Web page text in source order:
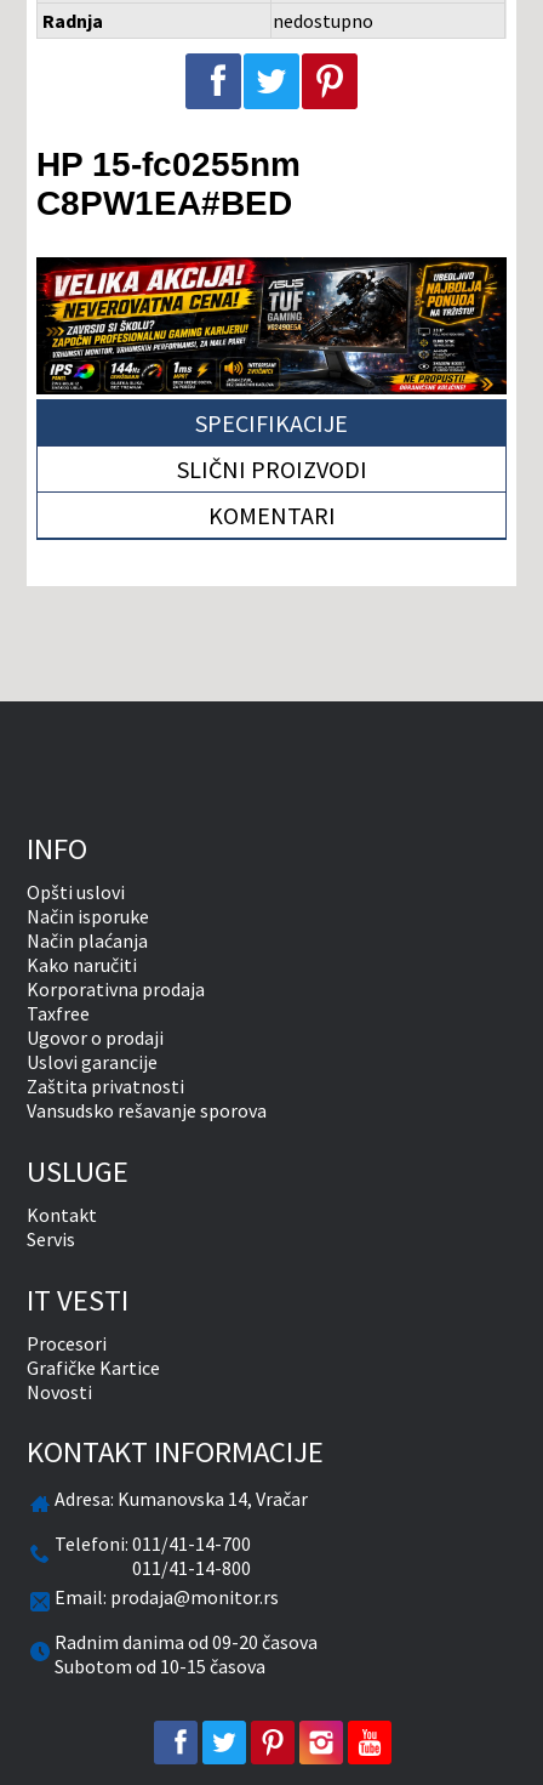
Radnja
nedostupno
Podeli na Facebook-u Podeli na Twitter-u Podeli na Pinterest-u
HP 15-fc0255nm
C8PW1EA#BED
SPECIFIKACIJE
SLIČNI PROIZVODI
KOMENTARI
INFO
Opšti uslovi
Način isporuke
Način plaćanja
Kako naručiti
Korporativna prodaja
Taxfree
Ugovor o prodaji
Uslovi garancije
Zaštita privatnosti
Vansudsko rešavanje sporova
USLUGE
Kontakt
Servis
IT VESTI
Procesori
Grafičke Kartice
Novosti
KONTAKT INFORMACIJE
Adresa: Kumanovska 14, Vračar
Telefoni:011/41-14-700
011/41-14-800
Email: prodaja@monitor.rs
Radnim danima od 09-20 časova
Subotom od 10-15 časova
facebooktwitter pinterestinstagramyoutube